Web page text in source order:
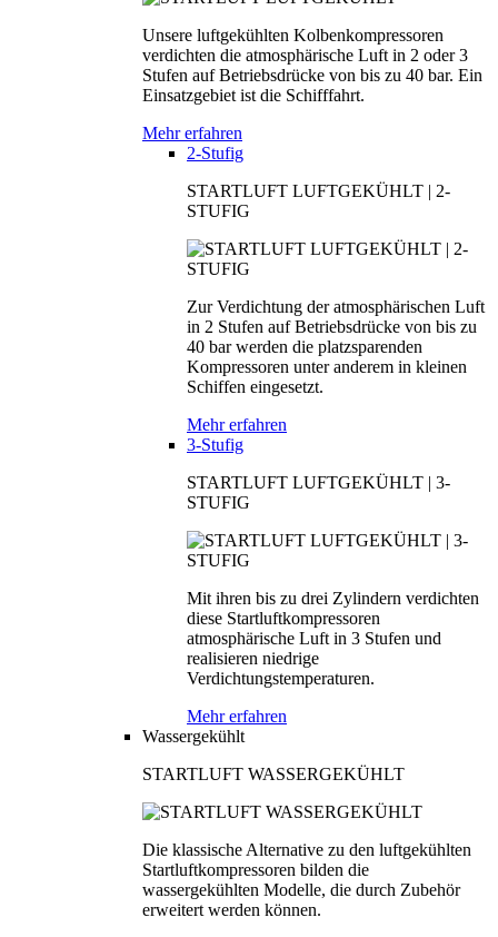
Unsere luftgekühlten Kolbenkompressoren
verdichten die atmosphärische Luft in 2 oder 3
Stufen auf Betriebsdrücke von bis zu 40 bar. Ein
Einsatzgebiet ist die Schifffahrt.
Mehr erfahren
2-Stufig
STARTLUFT LUFTGEKÜHLT | 2-
STUFIG
Zur Verdichtung der atmosphärischen Luft
in 2 Stufen auf Betriebsdrücke von bis zu
40 bar werden die platzsparenden
Kompressoren unter anderem in kleinen
Schiffen eingesetzt.
Mehr erfahren
3-Stufig
STARTLUFT LUFTGEKÜHLT | 3-
STUFIG
Mit ihren bis zu drei Zylindern verdichten
diese Startluftkompressoren
atmosphärische Luft in 3 Stufen und
realisieren niedrige
Verdichtungstemperaturen.
Mehr erfahren
Wassergekühlt
STARTLUFT WASSERGEKÜHLT
Die klassische Alternative zu den luftgekühlten
Startluftkompressoren bilden die
wassergekühlten Modelle, die durch Zubehör
erweitert werden können.